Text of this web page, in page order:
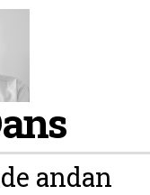
andan